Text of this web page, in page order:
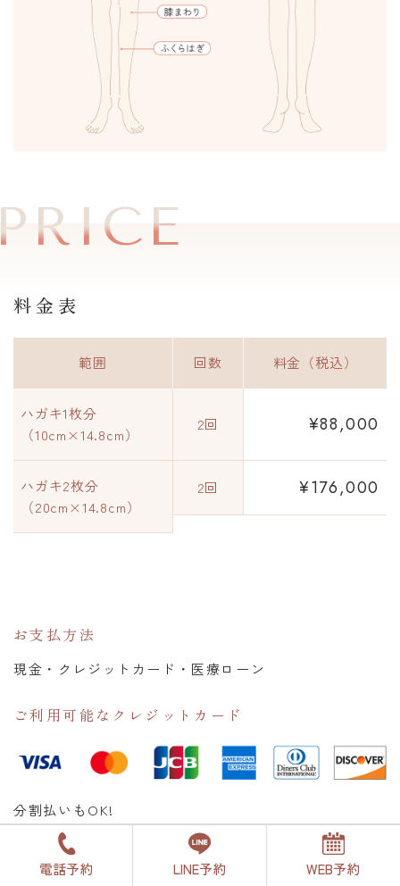
電話予約 LINE予約 WEB予約
料金表
範囲 回数 料金（税込）
ハガキ1枚分
（10cm×14.8cm）
2回 ¥88,000
ハガキ2枚分
（20cm×14.8cm）
2回 ¥176,000
お支払方法
現金・クレジットカード・医療ローン
ご利用可能なクレジットカード
分割払いもOK!
お気軽にご相談ください